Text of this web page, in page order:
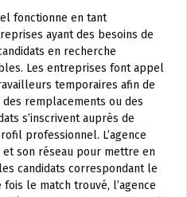
fonctionne en tant
ayant des besoins de
en recherche
Les entreprises font appel
temporaires afin de
des remplacements ou des
s’inscrivent auprès de
professionnel. L’agence
son réseau pour mettre en
candidats correspondant le
le match trouvé, l’agence